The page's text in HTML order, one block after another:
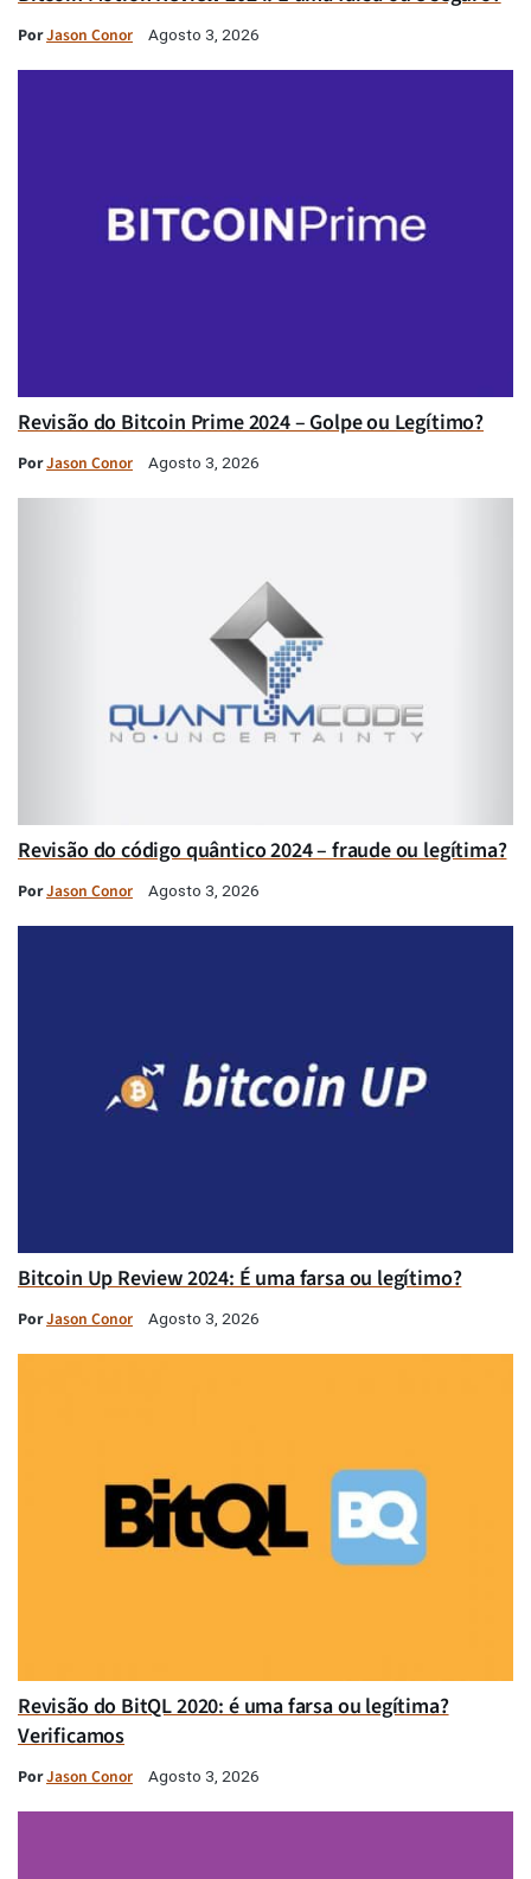
PorJason Conor Agosto 3, 2026
Revisão do Bitcoin Prime 2024 – Golpe ou Legítimo?
PorJason Conor Agosto 3, 2026
Revisão do código quântico 2024 – fraude ou legítima?
PorJason Conor Agosto 3, 2026
Bitcoin Up Review 2024: É uma farsa ou legítimo?
PorJason Conor Agosto 3, 2026
Revisão do BitQL 2020: é uma farsa ou legítima?
Verificamos
PorJason Conor Agosto 3, 2026